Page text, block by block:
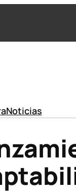
Noticias